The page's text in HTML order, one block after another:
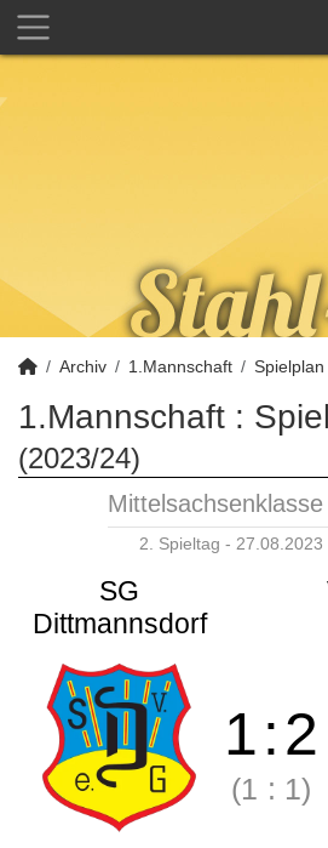
Archiv 1.Mannschaft Spielplan
1.Mannschaft :
(2023/24)
2. Spieltag - 27.08.2023
SG
Dittmannsdorf
1:2
(1 : 1)